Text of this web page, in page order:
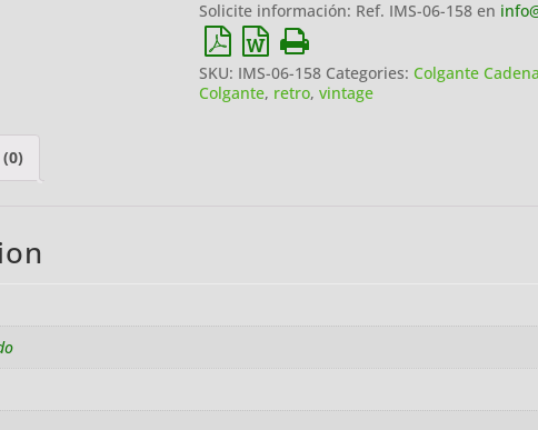
Solicite información: Ref. IMS-06-158 en
SKU: IMS-06-158 Categories: Colgante Cadena
Colgante, retro, vintage